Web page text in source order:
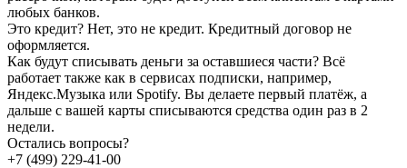
любых банков.
Это кредит? Нет, это не кредит. Кредитный договор не
оформляется.
Как будут списывать деньги за оставшиеся части? Всё
работает также как в сервисах подписки, например,
Яндекс.Музыка или Spotify. Вы делаете первый платёж, а
дальше с вашей карты списываются средства один раз в 2
недели.
Остались вопросы?
+7 (499) 229-41-00